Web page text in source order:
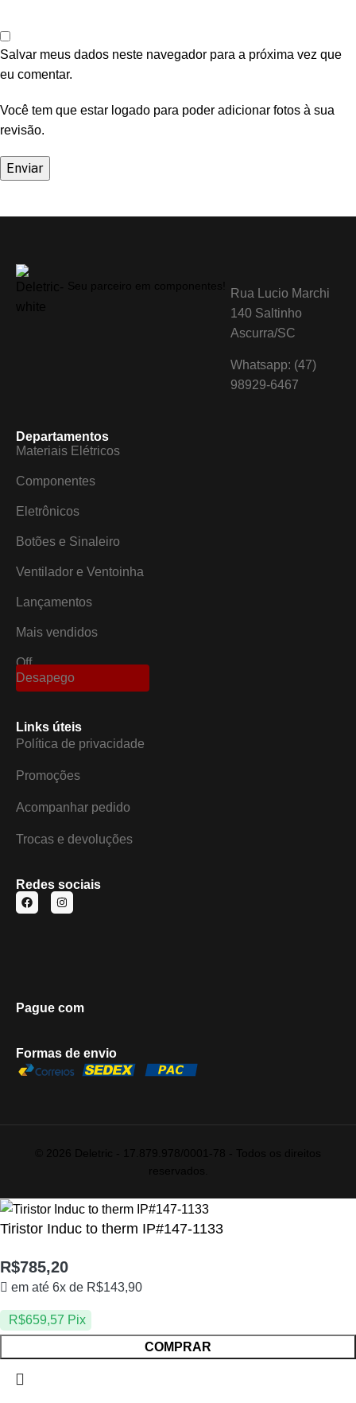
Salvar meus dados neste navegador para a próxima vez que
eu comentar.
Você tem que estar logado para poder adicionar fotos à sua
revisão.
Rua Lucio Marchi
140 Saltinho
Ascurra/SC
Whatsapp: (47)
98929-6467
Departamentos
Materiais Elétricos
Componentes
Eletrônicos
Botões e Sinaleiro
Ventilador e Ventoinha
Lançamentos
Mais vendidos
Off
Desapego
Links úteis
Política de privacidade
Promoções
Acompanhar pedido
Trocas e devoluções
Redes sociais
Pague com
Formas de envio
Tiristor Induc to therm IP#147-1133
R$785,20
em até 6x de R$143,90
R$659,57 Pix
COMPRAR